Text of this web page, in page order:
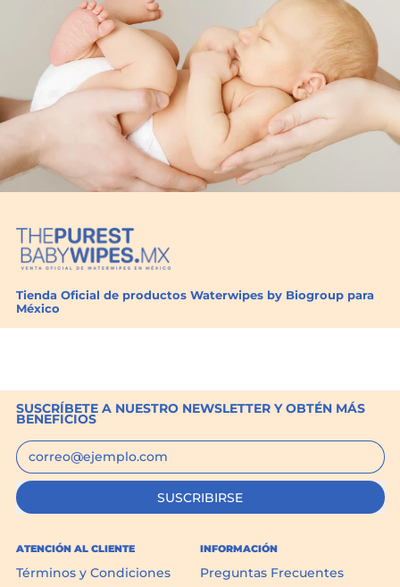
Tienda Oficial de productos Waterwipes by Biogroup para
México
SUSCRÍBETE A NUESTRO NEWSLETTER Y OBTÉN MÁS
BENEFICIOS
Dirección de correo electrónico
SUSCRIBIRSE
ATENCIÓN AL CLIENTE
Términos y Condiciones
INFORMACIÓN
Preguntas Frecuentes